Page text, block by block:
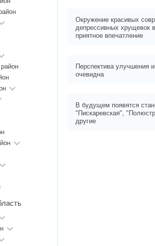
Окружение красивых
депрессивных хрущевок
приятное впечатление
Перспектива улучшения
очевидна
В будущем появятся
"Пискаревская",
другие